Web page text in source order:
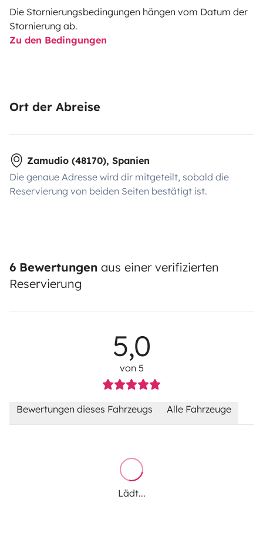
Die Stornierungsbedingungen hängen vom Datum der
Stornierung ab.
Zu den Bedingungen
Ort der Abreise
Zamudio (48170), Spanien
Die genaue Adresse wird dir mitgeteilt, sobald die
Reservierung von beiden Seiten bestätigt ist.
6 Bewertungen aus einer verifizierten
Reservierung
5,0
von 5
Bewertungen dieses Fahrzeugs Alle Fahrzeuge
Lädt...